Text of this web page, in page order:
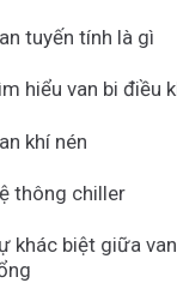
tuyến tính là gì
hiểu van bi điều
khí nén
thông chiller
khác biệt giữa